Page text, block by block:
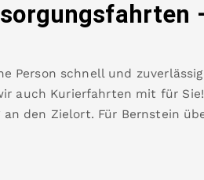
Person schnell und
auch Kurierfahrten mit für
an den Zielort. Für Bernstein